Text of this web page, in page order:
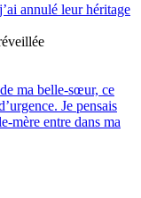
annulé leur héritage
ma belle-sœur, ce
Je pensais
mère entre dans ma